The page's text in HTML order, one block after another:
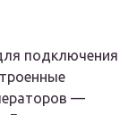
подключения
—